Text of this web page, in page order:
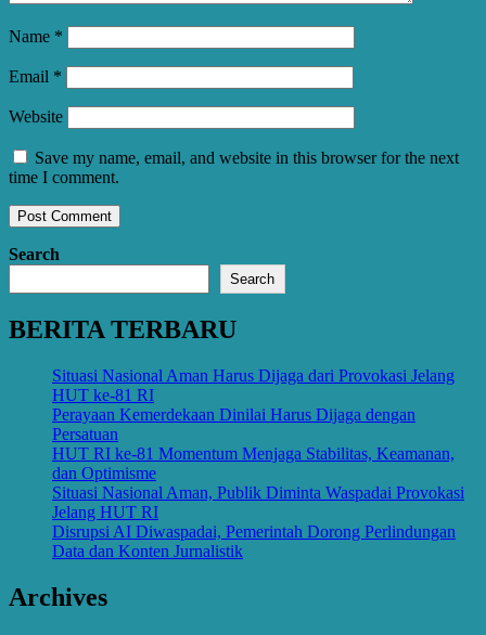
Name *
Email *
Website
Save my name, email, and website in this browser for the next
time I comment.
Search
Search
BERITA TERBARU
Situasi Nasional Aman Harus Dijaga dari Provokasi Jelang
HUT ke-81 RI
Perayaan Kemerdekaan Dinilai Harus Dijaga dengan
Persatuan
HUT RI ke-81 Momentum Menjaga Stabilitas, Keamanan,
dan Optimisme
Situasi Nasional Aman, Publik Diminta Waspadai Provokasi
Jelang HUT RI
Disrupsi AI Diwaspadai, Pemerintah Dorong Perlindungan
Data dan Konten Jurnalistik
Archives